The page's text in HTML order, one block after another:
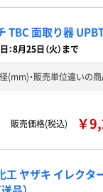
TBC 面取り器
：8月25日（火）まで
(mm)・販売単位違いの
販売価格(税込)
￥
工 ヤザキ イレクタ